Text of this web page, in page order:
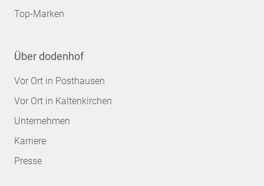
Top-Marken
Über dodenhof
Vor Ort in Posthausen
Vor Ort in Kaltenkirchen
Unternehmen
Karriere
Presse